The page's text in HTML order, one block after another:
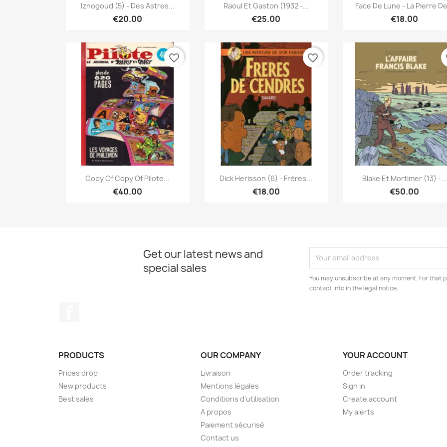
Quick view
Iznogoud (5) - Des Astres...
€20.00
Quick view
Raoul Et Gaston (1932 -...
€25.00
Quick view
Face De Lune - La Pierre
€18.00
Quick view
Copy Of Copy Of Pilote...
€40.00
favorite_border
Quick view
Dick Herisson (6) - Frères...
€18.00
favorite_border
Quick view
Blake Et Mortimer (13) -...
€50.00
Get our latest news and
special sales
You may unsubscribe at any moment. For that
contact info in the legal notice.
PRODUCTS
Prices drop
New products
Best sales
OUR COMPANY
Livraison
Mentions légales
Conditions d'utilisation
A propos
Paiement sécurisé
Contact us
YOUR ACCOUNT
Order tracking
Sign in
Create account
My alerts